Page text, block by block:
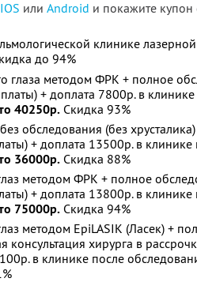
IOS или Android и покажите купон
клинике
до 94%
глаза методом ФРК + полное
+ доплата 7800р. в
40250р. Скидка 93%
обследования (без
+ доплата 13500р. в клинике
36000р. Скидка 88%
методом ФРК + полное
+ доплата 13800р. в клинике
75000р. Скидка 94%
методом EpiLASIK (Ласек) +
хирурга в
в клинике после